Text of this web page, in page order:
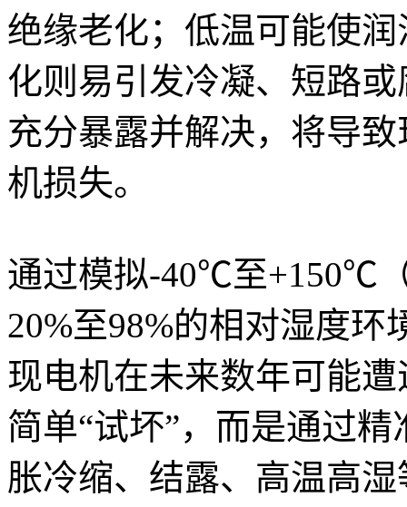
绝缘老化；低温可能使
化则易引发冷凝、短路
充分暴露并解决，将导
机损失。
通过模拟-40℃至+150℃
20%至98%的相对湿度
现电机在未来数年可能
简单“试坏”，而是通过
胀冷缩、结露、高温高